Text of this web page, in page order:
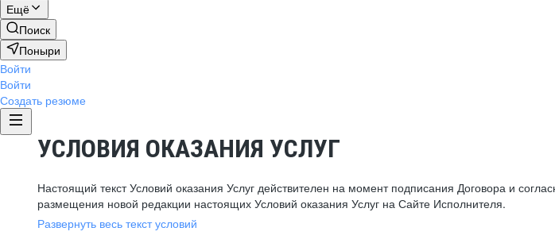
Ещё
Поиск
Поныри
Войти
Войти
Создать резюме
УСЛОВИЯ ОКАЗАНИЯ УСЛУГ
Настоящий текст Условий оказания Услуг действителен на момент подписания Договора и
размещения новой редакции настоящих Условий оказания Услуг на Сайте Исполнителя.
Развернуть весь текст условий